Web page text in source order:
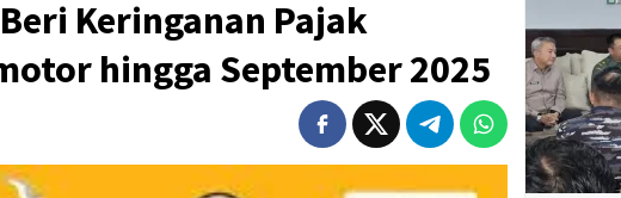
Keringanan Pajak
hingga September 2025